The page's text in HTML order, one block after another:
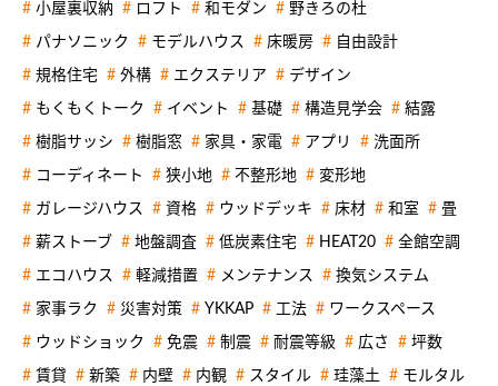
小屋裏収納 ロフト 和モダン 野きろの杜
パナソニック モデルハウス 床暖房 自由設計
規格住宅 外構 エクステリア デザイン
もくもくトーク イベント 基礎 構造見学会 結露
樹脂サッシ 樹脂窓 家具・家電 アプリ 洗面所
コーディネート 狭小地 不整形地 変形地
ガレージハウス 資格 ウッドデッキ 床材 和室 畳
薪ストーブ 地盤調査 低炭素住宅 HEAT20 全館空調
エコハウス 軽減措置 メンテナンス 換気システム
家事ラク 災害対策 YKKAP 工法 ワークスペース
ウッドショック 免震 制震 耐震等級 広さ 坪数
賃貸 新築 内壁 内観 スタイル 珪藻土 モルタル